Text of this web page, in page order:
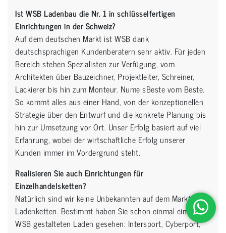
Ist WSB Ladenbau die Nr. 1 in schlüsselfertigen
Einrichtungen in der Schweiz?
Auf dem deutschen Markt ist WSB dank
deutschsprachigen Kundenberatern sehr aktiv. Für jeden
Bereich stehen Spezialisten zur Verfügung, vom
Architekten über Bauzeichner, Projektleiter, Schreiner,
Lackierer bis hin zum Monteur. Nume sBeste vom Beste.
So kommt alles aus einer Hand, von der konzeptionellen
Strategie über den Entwurf und die konkrete Planung bis
hin zur Umsetzung vor Ort. Unser Erfolg basiert auf viel
Erfahrung, wobei der wirtschaftliche Erfolg unserer
Kunden immer im Vordergrund steht.
Realisieren Sie auch Einrichtungen für
Einzelhandelsketten?
Natürlich sind wir keine Unbekannten auf dem Markt der
Ladenketten. Bestimmt haben Sie schon einmal einen von
WSB gestalteten Laden gesehen: Intersport, Cyberport,